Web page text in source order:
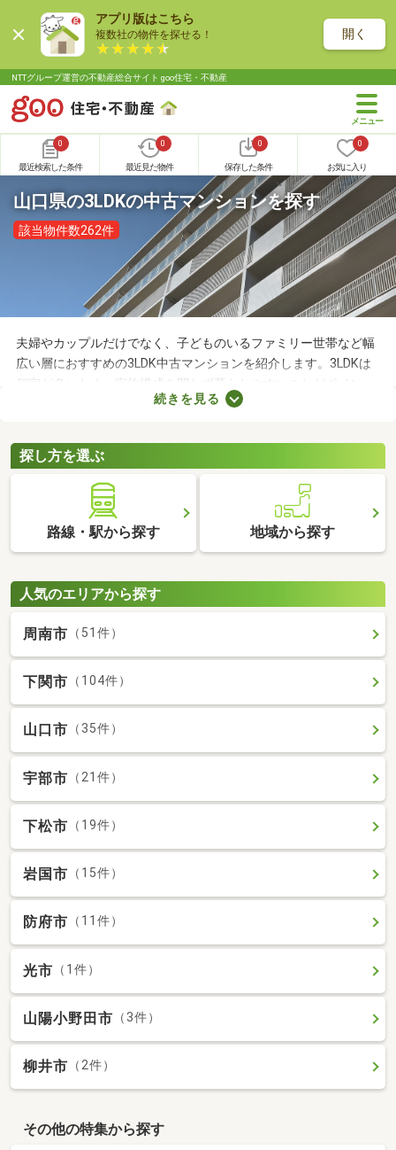
アプリ版はこちら
複数社の物件を探せる！ 開く
NTTグループ運営の不動産総合サイト goo住宅・不動産
0
最近検索した条件
0
最近見た物件
0
保存した条件
0
お気に入り
山口県の3LDKの中古マンションを探す
該当物件数262件
夫婦やカップルだけでなく、子どものいるファミリー世帯など幅
広い層におすすめの3LDK中古マンションを紹介します。3LDKは
個室が多いため、家族構成を問わず暮らしやすいことがポイン
ト。寝室・収納部屋・書斎など、家族の希望にあわせて使い方を
実した暮らしを実現できるでしょう。
続きを見る
探し方を選ぶ
路線・駅から探す 地域から探す
人気のエリアから探す
周南市 （51件）
下関市 （104件）
山口市 （35件）
宇部市 （21件）
下松市 （19件）
岩国市 （15件）
防府市 （11件）
光市 （1件）
山陽小野田市 （3件）
柳井市 （2件）
その他の特集から探す